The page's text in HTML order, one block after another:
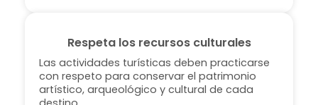
Respeta los recursos culturales
Las actividades turísticas deben practicarse
con respeto para conservar el patrimonio
artístico, arqueológico y cultural de cada